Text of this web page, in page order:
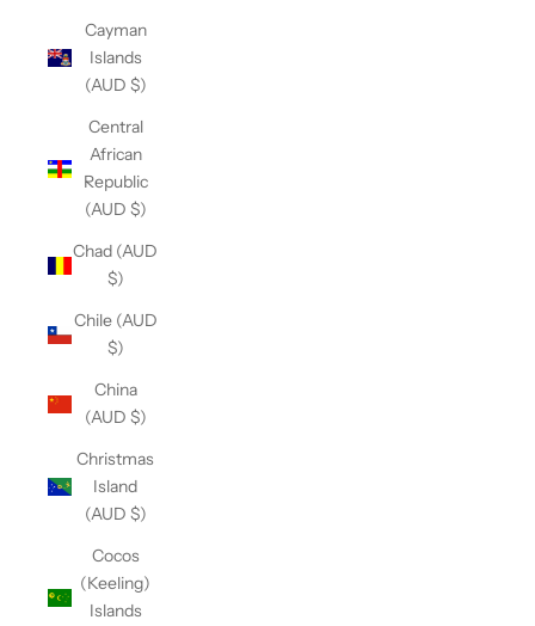
Cayman
Islands
(AUD $)
Central
African
Republic
(AUD $)
Chad (AUD
$)
Chile (AUD
$)
China
(AUD $)
Christmas
Island
(AUD $)
Cocos
(Keeling)
Islands